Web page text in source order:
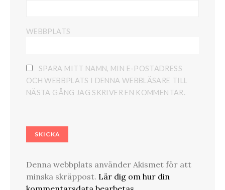
WEBBPLATS
SPARA MITT NAMN, MIN E-POSTADRESS
OCH WEBBPLATS I DENNA WEBBLÄSARE TILL
NÄSTA GÅNG JAG SKRIVER EN KOMMENTAR.
Denna webbplats använder Akismet för att
minska skräppost. Lär dig om hur din